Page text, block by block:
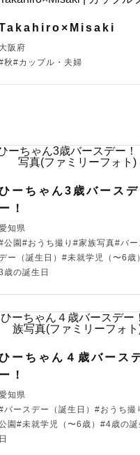
「最高な写
「楽しい撮影
当日はとにか
フレンドリ
賑やかな撮
些細なこと、
【お写真につ
事前ヒアリン
お写真の色
「こんなお
というのが
大阪府
秋#カップル・夫婦
ーちゃん3歳バースデ
ー！
知県
公園#おうち撮り#家族写真#バー
ー（誕生日）#未就学児（〜6歳
歳の誕生日
ーちゃん４歳バース
ー！
知県
バースデー（誕生日）#おうち撮
園#未就学児（〜6歳）#4歳の誕
日